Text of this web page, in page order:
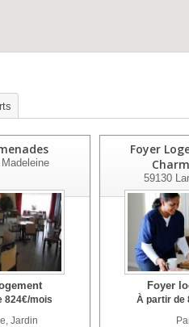
Madeleine
824€/mois
Jardin
Foyer
59130
Foyer
À partir de